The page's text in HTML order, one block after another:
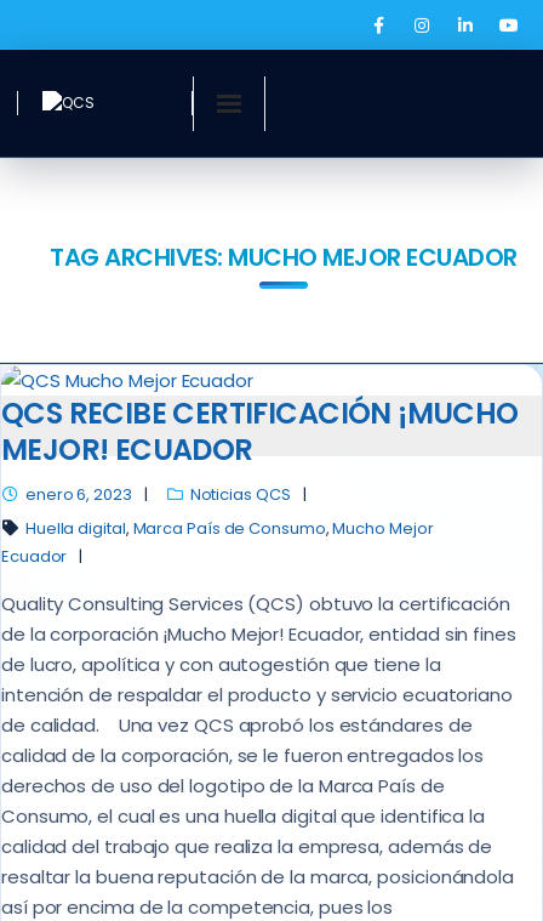
QCS Digital
Prensa
BOLSA DE EMPLEO
TAG ARCHIVES: MUCHO MEJOR ECUADOR
QCS RECIBE CERTIFICACIÓN ¡MUCHO
MEJOR! ECUADOR
enero 6, 2023
Noticias QCS
Huella digital, Marca País de Consumo,Mucho Mejor
Ecuador
Quality Consulting Services (QCS) obtuvo la certificación
de la corporación ¡Mucho Mejor! Ecuador, entidad sin fines
de lucro, apolítica y con autogestión que tiene la
intención de respaldar el producto y servicio ecuatoriano
de calidad. Una vez QCS aprobó los estándares de
calidad de la corporación, se le fueron entregados los
derechos de uso del logotipo de la Marca País de
Consumo, el cual es una huella digital que identifica la
calidad del trabajo que realiza la empresa, además de
resaltar la buena reputación de la marca, posicionándola
así por encima de la competencia, pues los